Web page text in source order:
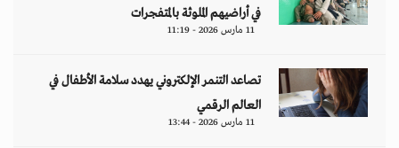
في أراضيهم الملوثة بالمتفجرات
11 مارس 2026 - 11:19
تصاعد التنمر الإلكتروني يهدد سلامة الأطفال في
العالم الرقمي
11 مارس 2026 - 13:44